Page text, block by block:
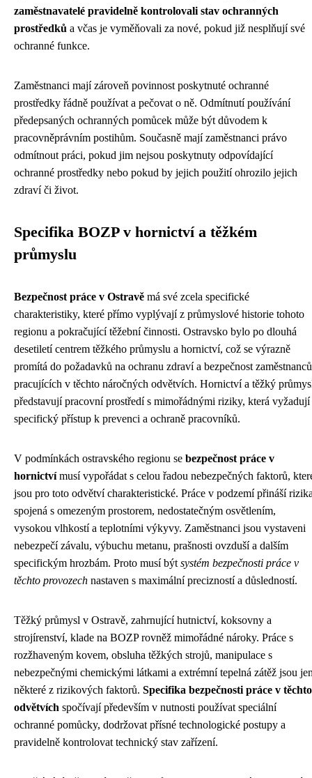
zaměstnavatelé pravidelně kontrolovali stav ochranných
prostředků a včas je vyměňovali za nové, pokud již nesplňují své
ochranné funkce.
Zaměstnanci mají zároveň povinnost poskytnuté ochranné
prostředky řádně používat a pečovat o ně. Odmítnutí používání
předepsaných ochranných pomůcek může být důvodem k
pracovněprávním postihům. Současně mají zaměstnanci právo
odmítnout práci, pokud jim nejsou poskytnuty odpovídající
ochranné prostředky nebo pokud by jejich použití ohrozilo jejich
zdraví či život.
Specifika BOZP v hornictví a těžkém
průmyslu
Bezpečnost práce v Ostravě má své zcela specifické
charakteristiky, které přímo vyplývají z průmyslové historie tohoto
regionu a pokračující těžební činnosti. Ostravsko bylo po dlouhá
desetiletí centrem těžkého průmyslu a hornictví, což se výrazně
promítá do požadavků na ochranu zdraví a bezpečnost zaměstnanců
pracujících v těchto náročných odvětvích. Hornictví a těžký
představují pracovní prostředí s mimořádnými riziky, která vyžadují
specifický přístup k prevenci a ochraně pracovníků.
V podmínkách ostravského regionu se bezpečnost práce v
hornictvímusí vypořádat s celou řadou nebezpečných faktorů,
jsou pro toto odvětví charakteristické. Práce v podzemí přináší
spojená s omezeným prostorem, nedostatečným osvětlením,
vysokou vlhkostí a teplotními výkyvy. Zaměstnanci jsou vystaveni
nebezpečí závalu, výbuchu metanu, prašnosti ovzduší a dalším
specifickým hrozbám. Proto musí být systém bezpečnosti práce v
těchto provozech nastaven s maximální precizností a důsledností.
Těžký průmysl v Ostravě, zahrnující hutnictví, koksovny a
strojírenství, klade na BOZP rovněž mimořádné nároky. Práce s
rozžhaveným kovem, obsluha těžkých strojů, manipulace s
nebezpečnými chemickými látkami a extrémní tepelná zátěž jsou
některé z rizikových faktorů. Specifika bezpečnosti práce v těchto
odvětvích spočívají především v nutnosti používat speciální
ochranné pomůcky, dodržovat přísné technologické postupy a
pravidelně kontrolovat technický stav zařízení.